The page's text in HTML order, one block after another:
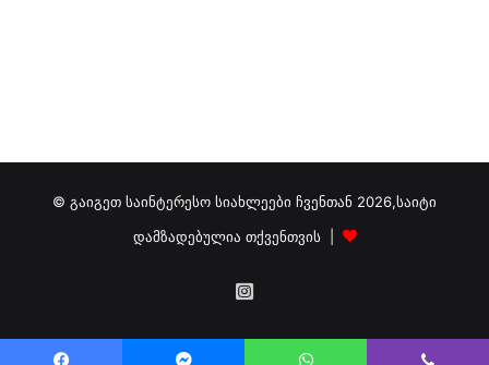
© გაიგეთ საინტერესო სიახლეები ჩვენთან 2026,საიტი
დამზადებულია თქვენთვის |
გამოგვიწერეთ
ინსტაგრამზე